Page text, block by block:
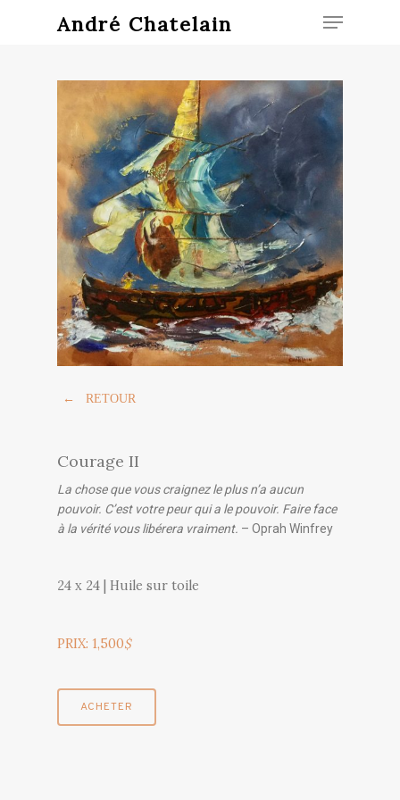
Hit enter to search or ESC to close
André Chatelain
← RETOUR
Courage II
La chose que vous craignez le plus n’a aucun
pouvoir. C’est votre peur qui a le pouvoir. Faire face
à la vérité vous libérera vraiment. – Oprah Winfrey
24 x 24 | Huile sur toile
PRIX: 1,500$
ACHETER